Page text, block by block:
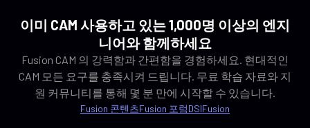
이미 CAM 사용하고 있는 1,000명 이상의 엔지
니어와 함께하세요
Fusion CAM 의 강력함과 간편함을 경험하세요. 현대적인
CAM 모든 요구를 충족시켜 드립니다. 무료 학습 자료와 지
원 커뮤니티를 통해 몇 분 만에 시작할 수 있습니다.
Fusion 콘텐츠Fusion 포럼DSIFusion